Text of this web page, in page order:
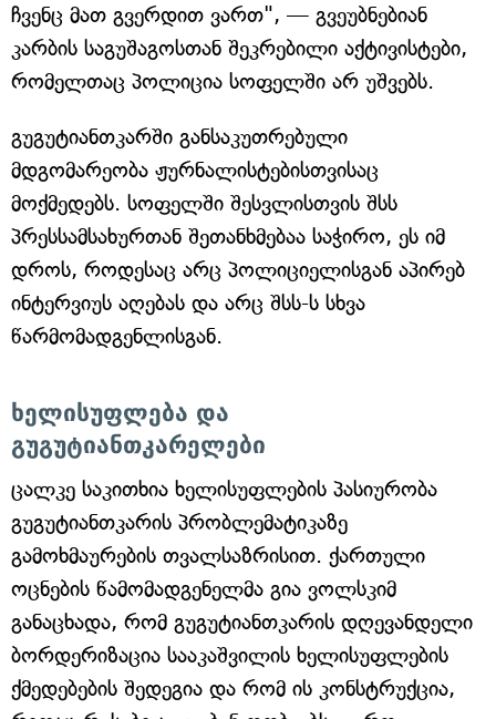
ჩვენც მათ გვერდით ვართ", — გვეუბნებიან
კარბის საგუშაგოსთან შეკრებილი აქტივისტები,
რომელთაც პოლიცია სოფელში არ უშვებს.
გუგუტიანთკარში განსაკუთრებული
მდგომარეობა ჟურნალისტებისთვისაც
მოქმედებს. სოფელში შესვლისთვის შსს
პრესსამსახურთან შეთანხმებაა საჭირო, ეს იმ
დროს, როდესაც არც პოლიციელისგან აპირებ
ინტერვიუს აღებას და არც შსს-ს სხვა
წარმომადგენლისგან.
ხელისუფლება და
გუგუტიანთკარელები
ცალკე საკითხია ხელისუფლების პასიურობა
გუგუტიანთკარის პრობლემატიკაზე
გამოხმაურების თვალსაზრისით. ქართული
ოცნების წამომადგენელმა გია ვოლსკიმ
განაცხადა, რომ გუგუტიანთკარის დღევანდელი
ბორდერიზაცია სააკაშვილის ხელისუფლების
ქმედებების შედეგია და რომ ის კონსტრუქცია,